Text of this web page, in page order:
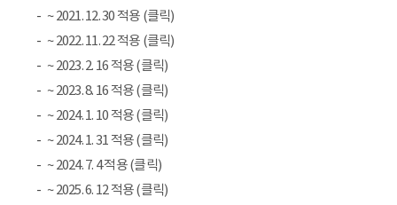
~ 2021. 12. 30 적용 (클릭)
~ 2022. 11. 22 적용 (클릭)
~ 2023. 2. 16 적용 (클릭)
~ 2023. 8. 16 적용 (클릭)
~ 2024. 1. 10 적용 (클릭)
~ 2024. 1. 31 적용 (클릭)
~ 2024. 7. 4 적용 (클릭)
~ 2025. 6. 12 적용 (클릭)